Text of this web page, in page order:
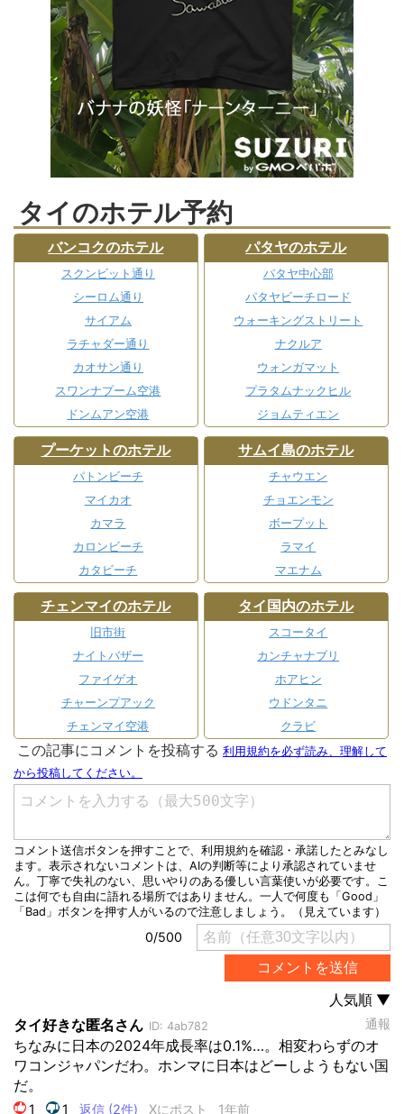
タイのホテル予約
バンコクのホテル
スクンビット通り
シーロム通り
サイアム
ラチャダー通り
カオサン通り
スワンナプーム空港
ドンムアン空港
パタヤのホテル
パタヤ中心部
パタヤビーチロード
ウォーキングストリート
ナクルア
ウォンガマット
プラタムナックヒル
ジョムティエン
プーケットのホテル
パトンビーチ
マイカオ
カマラ
カロンビーチ
カタビーチ
サムイ島のホテル
チャウエン
チョエンモン
ボープット
ラマイ
マエナム
チェンマイのホテル
旧市街
ナイトバザー
ファイゲオ
チャーンプアック
チェンマイ空港
タイ国内のホテル
スコータイ
カンチャナブリ
ホアヒン
ウドンタニ
クラビ